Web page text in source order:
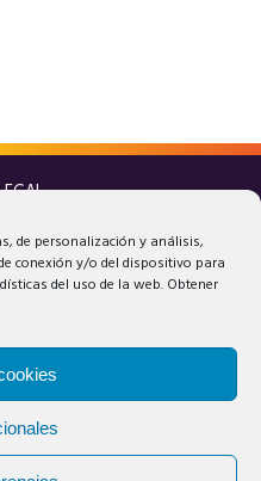
de personalización y análisis,
conexión y/o del dispositivo para
del uso de la web. Obtener
COOKIES
los derechos reservados.